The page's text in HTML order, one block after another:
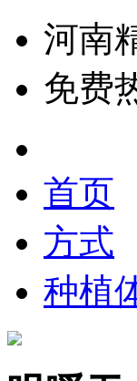
河南
免费
首页
方式
种植